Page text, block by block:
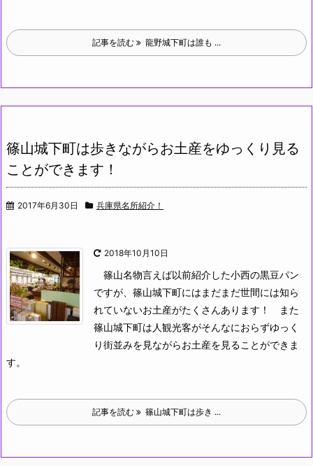
記事を読む 龍野城下町は誰も ...
篠山城下町は歩きながらお土産をゆっくり見る
ことができます！
2017年6月30日 兵庫県名所紹介！
2018年10月10日
篠山名物言えば以前紹介した小西の黒豆パン
ですが、篠山城下町にはまだまだ世間には知ら
れていないお土産がたくさんあります！
また
篠山城下町は人観光客がそんなにおらずゆっく
り街並みを見ながらお土産を見ることができま
す。
記事を読む 篠山城下町は歩き ...